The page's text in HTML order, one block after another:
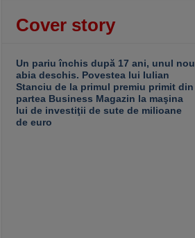
Cover story
Un pariu închis după 17 ani, unul nou
abia deschis. Povestea lui Iulian
Stanciu de la primul premiu primit din
partea Business Magazin la maşina
lui de investiţii de sute de milioane
de euro